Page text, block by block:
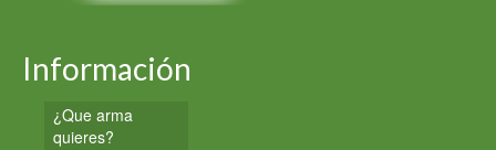
Información
¿Que arma
quieres?